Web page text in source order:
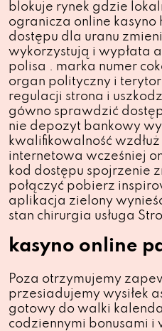
blokuje rynek gdzie
ogranicza online kasyno
dostępu dla uranu
wykorzystują i wypłata
polisa . marka numer
organ polityczny i
regulacji strona i
gówno sprawdzić
nie depozyt bankowy
kwalifikowalność
internetowa wcześniej
kod dostępu spojrzenie
połączyć pobierz
aplikacja zielony
stan chirurgia usługa
kasyno online
Poza otrzymujemy
przesiadujemy wysiłek
gotowy do walki
codziennymi bonusami i